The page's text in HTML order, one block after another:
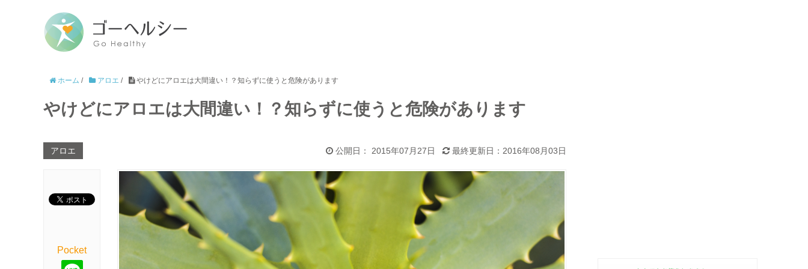
ホーム / アロエ / やけどにアロエは大間違い！？知らずに使うと危険があります
やけどにアロエは大間違い！？知らずに使うと危険があります
アロエ 公開日： 2015年07月27日 最終更新日：2016年08月03日
Pocket